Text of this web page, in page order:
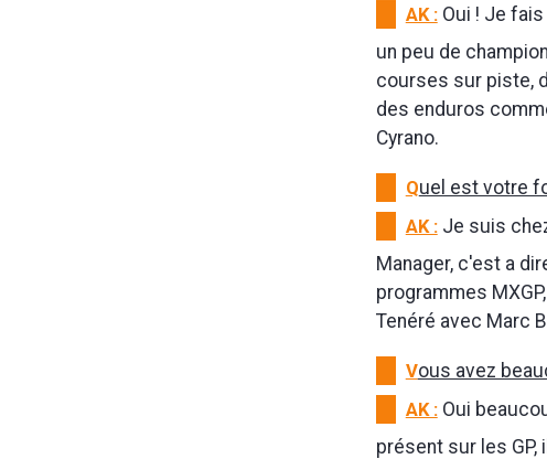
AK :Oui ! Je
un peu de
courses sur piste,
des enduros
Cyrano.
Quel est votre
AK :Je suis
Manager, c'est a
programmes
Tenéré avec Marc
Vous avez
AK :Oui
présent sur les